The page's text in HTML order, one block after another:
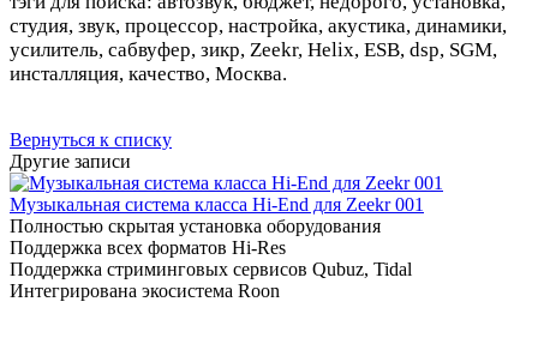
студия, звук, процессор, настройка, акустика, динамики,
усилитель, сабвуфер, зикр, Zeekr, Helix, ESB, dsp, SGM,
инсталляция, качество, Москва.
Вернуться к списку
Другие записи
Музыкальная система класса Hi-End для Zeekr 001
Полностью скрытая установка оборудования
Поддержка всех форматов Hi-Res
Поддержка стриминговых сервисов Qubuz, Tidal
Интегрирована экосистема Roon